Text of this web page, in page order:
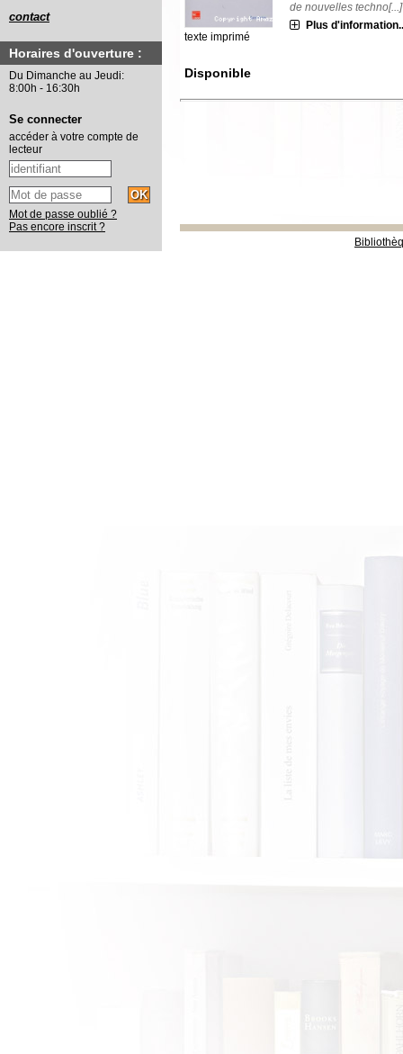
texte imprimé
de nouvelles techno[...]
Plus
Disponible
contact
Horaires d'ouverture :
Du Dimanche au Jeudi:
8:00h - 16:30h
Se connecter
accéder à votre compte de
lecteur
Mot de passe oublié ?
Pas encore inscrit ?